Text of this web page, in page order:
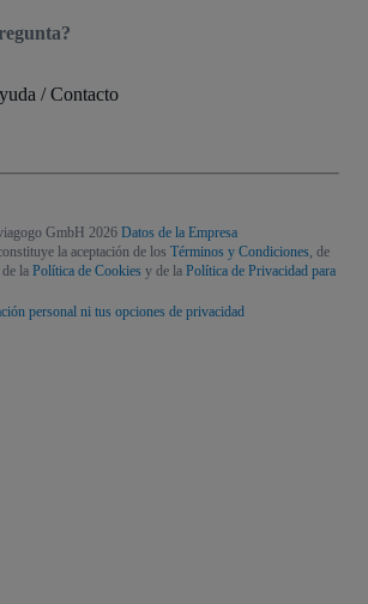
/ Contacto
GmbH 2026 Datos de la Empresa
la aceptación de los Términos y Condiciones , de
, de la Política de Cookies y de la Política de Privacidad para
personal ni tus opciones de privacidad